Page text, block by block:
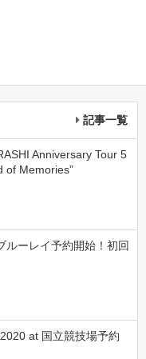
記事一覧
Anniversary Tour 5
of Memories”
ルーレイ予約開始！初回
at 国立競技場予約